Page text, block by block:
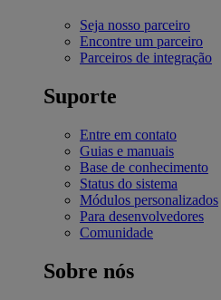
Seja nosso parceiro
Encontre um parceiro
Parceiros de integração
Suporte
Entre em contato
Guias e manuais
Base de conhecimento
Status do sistema
Módulos personalizados
Para desenvolvedores
Comunidade
Sobre nós